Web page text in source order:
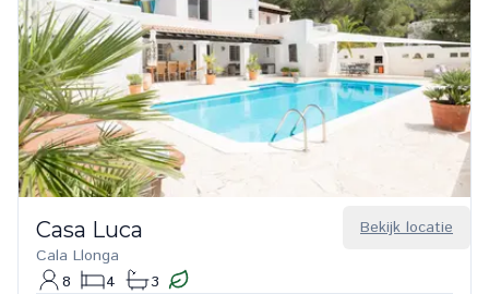
Bekijk locatie
Casa Luca
Cala Llonga
8
4 3